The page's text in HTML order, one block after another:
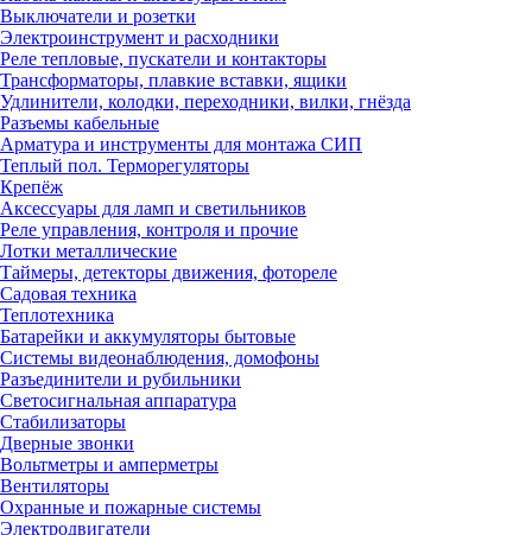
Выключатели и розетки
Электроинструмент и расходники
Реле тепловые, пускатели и контакторы
Трансформаторы, плавкие вставки, ящики
Удлинители, колодки, переходники, вилки, гнёзда
Разъемы кабельные
Арматура и инструменты для монтажа СИП
Теплый пол. Терморегуляторы
Крепёж
Аксессуары для ламп и светильников
Реле управления, контроля и прочие
Лотки металлические
Таймеры, детекторы движения, фотореле
Садовая техника
Теплотехника
Батарейки и аккумуляторы бытовые
Системы видеонаблюдения, домофоны
Разъединители и рубильники
Светосигнальная аппаратура
Стабилизаторы
Дверные звонки
Вольтметры и амперметры
Вентиляторы
Охранные и пожарные системы
Электродвигатели